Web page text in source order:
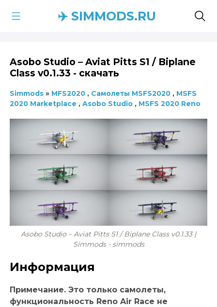
✈️ SIMMODS.RU
Asobo Studio – Aviat Pitts S1 / Biplane
Class v0.1.33 - скачать
Simmods » MFS2020 , Самолеты MSFS2020 , MSFS
2020 Marketplace , Asobo Studio , MSFS 2020 Reno
Asobo Studio – Aviat Pitts S1 / Biplane Class v0.1.33 |
Simmods - simmods
Информация
Примечание. Это только самолеты,
функциональность Reno Air Race не